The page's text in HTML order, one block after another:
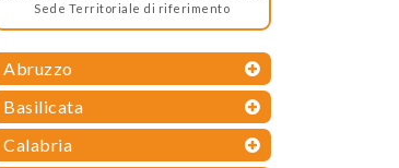
Sede Territoriale di riferimento
Abruzzo
Basilicata
Calabria